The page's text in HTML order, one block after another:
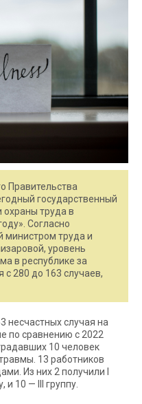
Правительства
государственный
охраны труда в
Согласно
министром труда и
уровень
в республике за
с 280 до 163 случаев,
несчастных случая на
по сравнению с 2022
10 человек
13 работников
Из них 2 получили I
и 10 — III группу.